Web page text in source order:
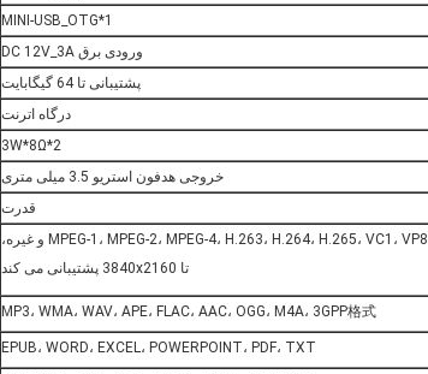
MINI-USB_OTG*1
ورودی برق DC 12V_3A
پشتیبانی تا 64 گیگابایت
درگاه اترنت
3W*8Ω*2
خروجی هدفون استریو 3.5 میلی متری
قدرت
MPEG-1، MPEG-2، MPEG-4، H.263، H.264، H.265، VC1، VP8، RV و غیره،
تا 3840x2160 پشتیبانی می کند
MP3، WMA، WAV، APE، FLAC، AAC، OGG، M4A، 3GPP格式
EPUB، WORD، EXCEL، POWERPOINT، PDF، TXT